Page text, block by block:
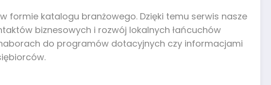
formie katalogu branżowego. Dzięki temu serwis nasze
biznesowych i rozwój lokalnych łańcuchów
do programów dotacyjnych czy informacjami